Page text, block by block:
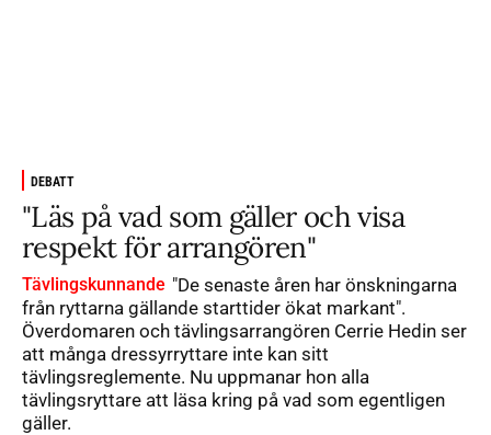
DEBATT
"Läs på vad som gäller och visa
respekt för arrangören"
Tävlingskunnande "De senaste åren har önskningarna
från ryttarna gällande starttider ökat markant".
Överdomaren och tävlingsarrangören Cerrie Hedin ser
att många dressyrryttare inte kan sitt
tävlingsreglemente. Nu uppmanar hon alla
tävlingsryttare att läsa kring på vad som egentligen
gäller.